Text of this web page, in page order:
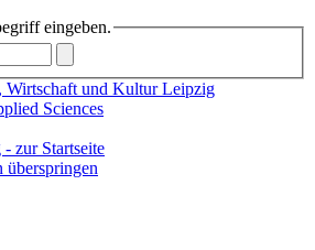
eingeben.
Wirtschaft und Kultur Leipzig
Sciences
überspringen